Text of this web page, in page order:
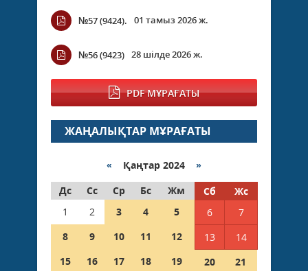
№57 (9424). 01 тамыз 2026 ж.
№56 (9423) 28 шілде 2026 ж.
PDF МҰРАҒАТЫ
ЖАҢАЛЫҚТАР МҰРАҒАТЫ
« Қаңтар 2024 »
Дс
Сс Ср Бс Жм Сб
Жс
1
2 3 4 5 6
7
8
9 10 11 12 13
14
15
16 17 18 19 20
21